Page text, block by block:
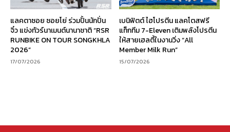
แลคตาซอย ซอยโย่ ร่วมปั้นนักปั่น
จิ๋ว แข่งทัวร์นาเมนต์นานาชาติ “RSR
RUNBIKE ON TOUR SONGKHLA
2026”
17/07/2026
เบนิฟิตต์ ไฮโปรตีน แลคโตสฟรี
แท็กทีม 7-Eleven เติมพลังโปรตีน
ให้สายเฮลตี้ในงานวิ่ง “All
Member Milk Run”
15/07/2026